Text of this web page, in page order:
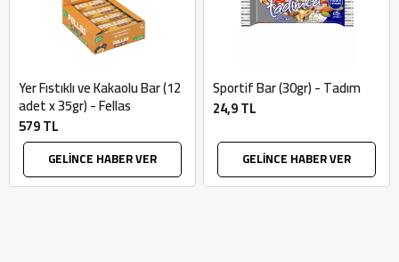
Yer Fıstıklı ve Kakaolu Bar (12
adet x 35gr) - Fellas
579 TL
GELİNCE HABER VER
Sportif Bar (30gr) - Tadım
24,9 TL
GELİNCE HABER VER